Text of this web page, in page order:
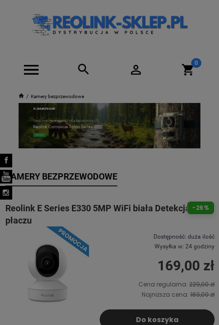
Kamery bezprzewodowe
KAMERY BEZPRZEWODOWE
Reolink E Series E330 5MP WiFi biała Detekcja
płaczu
Dostępność: duża ilość
Wysyłka w: 24 godziny
169,00 zł
Cena regularna: 229,00 zł
Najniższa cena: 169,00 zł
Do koszyka
-26%